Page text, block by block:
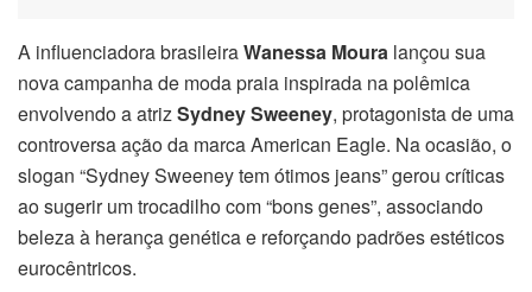
panel
panel
panel
Panel
A influenciadora brasileiraWanessa Moura lançou sua
nova campanha de moda praia inspirada na polêmica
envolvendo a atrizSydney Sweeney, protagonista de uma
controversa ação da marca American Eagle. Na ocasião, o
slogan “Sydney Sweeney tem ótimos jeans” gerou críticas
ao sugerir um trocadilho com “bons genes”, associando
beleza à herança genética e reforçando padrões estéticos
eurocêntricos.